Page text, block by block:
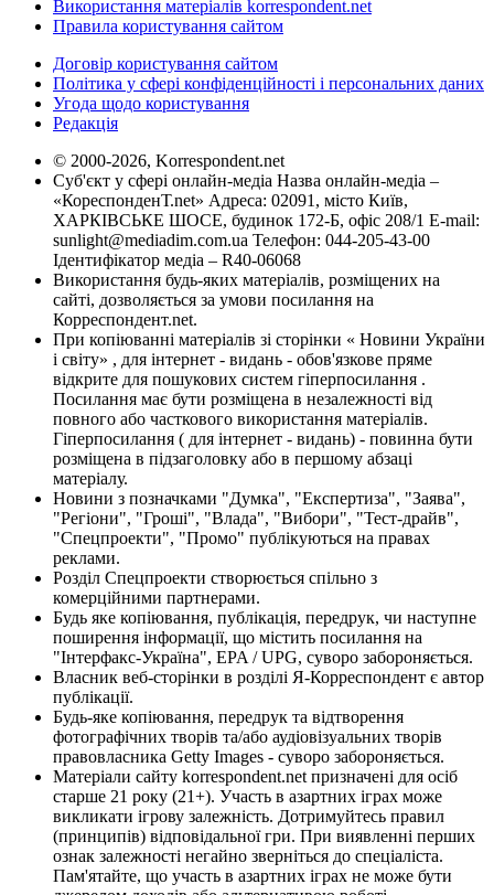
Використання матеріалів korrespondent.net
Правила користування сайтом
Договір користування сайтом
Політика у сфері конфіденційності і персональних даних
Угода щодо користування
Редакція
© 2000-2026, Korrespondent.net
Суб'єкт у сфері онлайн-медіа Назва онлайн-медіа –
«КореспонденТ.net» Адреса: 02091, місто Київ,
ХАРКІВСЬКЕ ШОСЕ, будинок 172-Б, офіс 208/1 E-mail:
sunlight@mediadim.com.ua Телефон: 044-205-43-00
Ідентифікатор медіа – R40-06068
Використання будь-яких матеріалів, розміщених на
сайті, дозволяється за умови посилання на
Корреспондент.net.
При копіюванні матеріалів зі сторінки « Новини України
і світу» , для інтернет - видань - обов'язкове пряме
відкрите для пошукових систем гіперпосилання .
Посилання має бути розміщена в незалежності від
повного або часткового використання матеріалів.
Гіперпосилання ( для інтернет - видань) - повинна бути
розміщена в підзаголовку або в першому абзаці
матеріалу.
Новини з позначками "Думка", "Експертиза", "Заява",
"Регіони", "Гроші", "Влада", "Вибори", "Тест-драйв",
"Спецпроекти", "Промо" публікуються на правах
реклами.
Розділ Спецпроекти створюється спільно з
комерційними партнерами.
Будь яке копіювання, публікація, передрук, чи наступне
поширення інформації, що містить посилання на
"Інтерфакс-Україна", EPA / UPG, суворо забороняється.
Власник веб-сторінки в розділі Я-Корреспондент є автор
публікації.
Будь-яке копіювання, передрук та відтворення
фотографічних творів та/або аудіовізуальних творів
правовласника Getty Images - суворо забороняється.
Матеріали сайту korrespondent.net призначені для осіб
старше 21 року (21+). Участь в азартних іграх може
викликати ігрову залежність. Дотримуйтесь правил
(принципів) відповідальної гри. При виявленні перших
ознак залежності негайно зверніться до спеціаліста.
Пам'ятайте, що участь в азартних іграх не може бути